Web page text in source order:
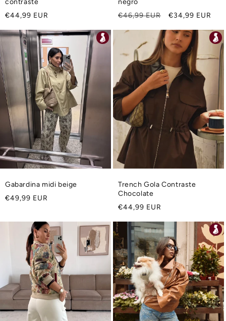
contraste
Precio
€44,99 EUR
negro
Precio
€46,99 EUR
Precio
oferta
€34,99 EUR
Gabardina midi beige
Precio
€49,99 EUR
Trench Gola Contraste
Chocolate
Precio
€44,99 EUR